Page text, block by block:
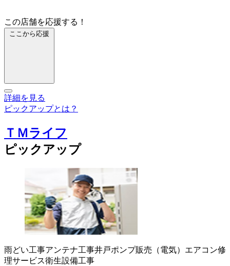
この店舗を応援する！
ここから応援
詳細を見る
ピックアップとは？
ＴＭライフ
ピックアップ
雨どい工事アンテナ工事井戸ポンプ販売（電気） エアコン修
理サービス衛生設備工事